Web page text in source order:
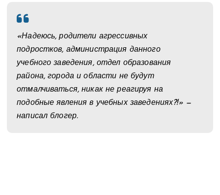
«Надеюсь, родители агрессивных
подростков, администрация данного
учебного заведения, отдел образования
района, города и области не будут
отмалчиваться, никак не реагируя на
подобные явления в учебных заведениях?!» —
написал блогер.